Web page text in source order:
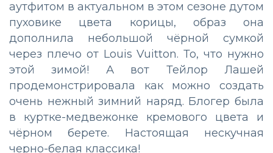
аутфитом в актуальном в этом сезоне дутом
пуховике цвета корицы, образ она
дополнила небольшой чёрной сумкой
через плечо от Louis Vuitton. То, что нужно
этой зимой! А вот Тейлор Лашей
продемонстрировала как можно создать
очень нежный зимний наряд. Блогер была
в куртке-медвежонке кремового цвета и
чёрном берете. Настоящая нескучная
черно-белая классика!